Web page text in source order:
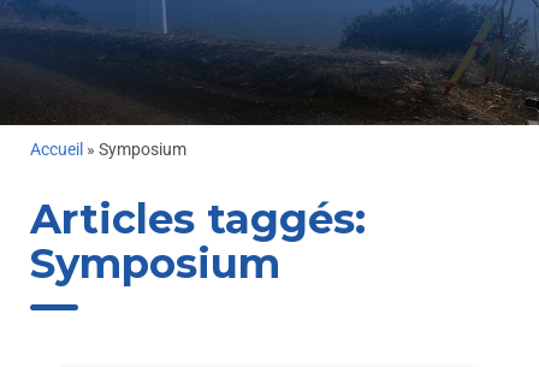
Accueil » Symposium
Articles taggés:
Symposium